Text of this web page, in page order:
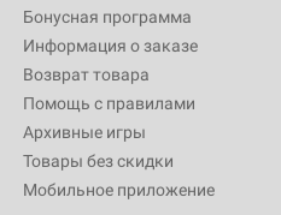
Бонусная программа
Информация о заказе
Возврат товара
Помощь с правилами
Архивные игры
Товары без скидки
Мобильное приложение